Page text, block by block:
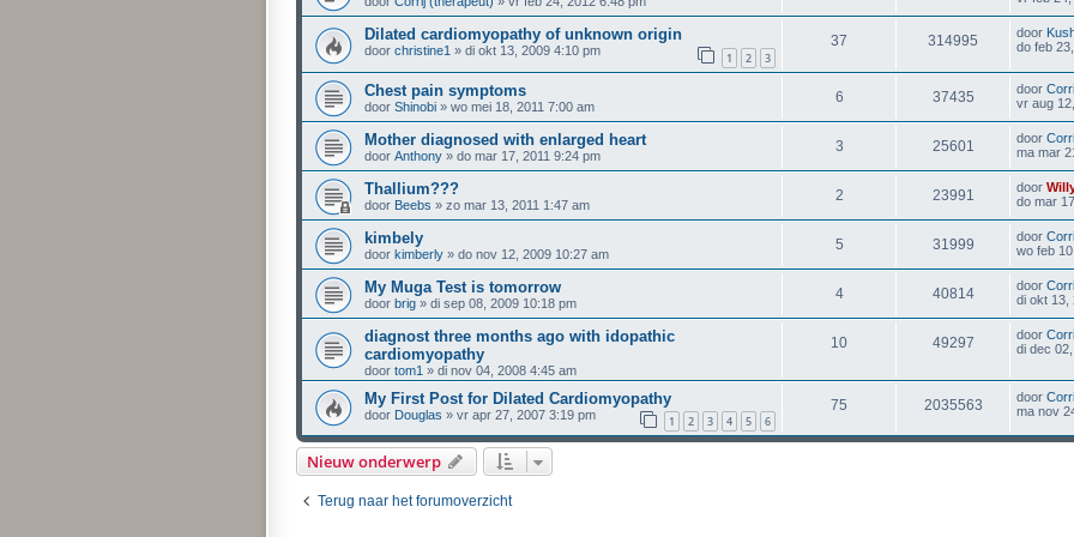
Dilated cardiomyopathy of unknown origin
door christine1 » di okt 13, 2009 4:10 pm 1 2 3
37 314995 door
do feb
Chest pain symptoms
door Shinobi » wo mei 18, 2011 7:00 am
6 37435 door
vr aug
Mother diagnosed with enlarged heart
door Anthony » do mar 17, 2011 9:24 pm
3 25601 door
ma mar
Thallium???
door Beebs » zo mar 13, 2011 1:47 am
2 23991 door
do mar
kimbely
door kimberly » do nov 12, 2009 10:27 am
5 31999 door
wo feb
My Muga Test is tomorrow
door brig » di sep 08, 2009 10:18 pm
4 40814 door
di okt 13,
diagnost three months ago with idopathic
cardiomyopathy
door tom1 » di nov 04, 2008 4:45 am
10 49297 door
di dec
My First Post for Dilated Cardiomyopathy
door Douglas » vr apr 27, 2007 3:19 pm 1 2 3 4 5 6
75 2035563 door
ma nov
Nieuw onderwerp
Terug naar het forumoverzicht